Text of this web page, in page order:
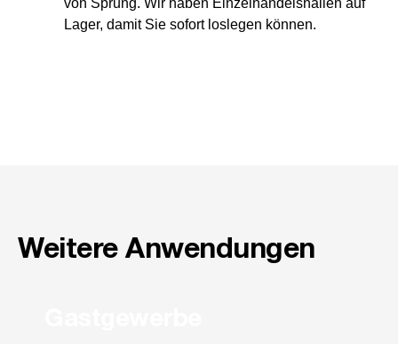
von Sprung. Wir haben Einzelhandelshallen auf
Lager, damit Sie sofort loslegen können.
Weitere Anwendungen